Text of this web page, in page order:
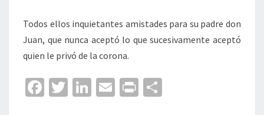
Todos ellos inquietantes amistades para su padre don
Juan, que nunca aceptó lo que sucesivamente aceptó
quien le privó de la corona.
Fa T
Li
E
Pr